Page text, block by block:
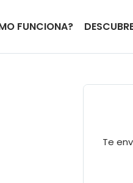
FUNCIONA?
Te